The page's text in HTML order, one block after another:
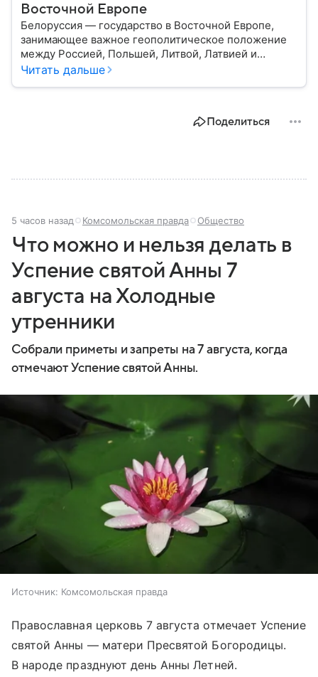
Восточной Европе
Белоруссия — государство в Восточной Европе,
занимающее важное геополитическое положение
между Россией, Польшей, Литвой, Латвией и
Украиной. Несмотря на свою небольшую
Читать дальше
Поделиться
5 часов назад Комсомольская правда Общество
Что можно и нельзя делать в
Успение святой Анны 7
августа на Холодные
утренники
Собрали приметы и запреты на 7 августа, когда
отмечают Успение святой Анны.
Источник: Комсомольская правда
Православная церковь 7 августа отмечает Успение
святой Анны — матери Пресвятой Богородицы.
В народе празднуют день Анны Летней.